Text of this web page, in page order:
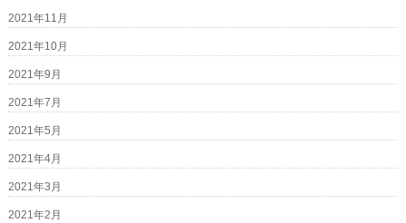
2021年11月
2021年10月
2021年9月
2021年7月
2021年5月
2021年4月
2021年3月
2021年2月